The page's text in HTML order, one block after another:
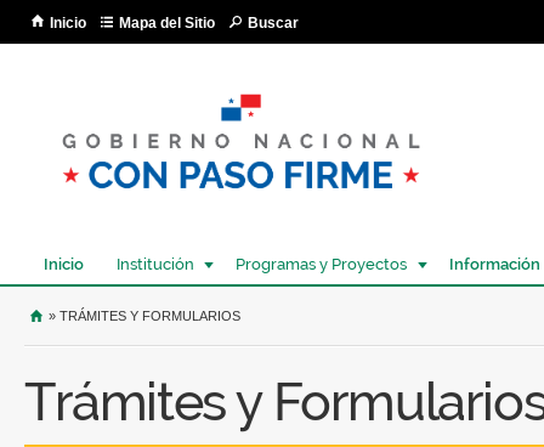
Inicio Mapa del Sitio Buscar
Inicio Institución Programas y Proyectos Información
USTED SE ENCUENTRA AQUÍ
» TRÁMITES Y FORMULARIOS
Trámites y